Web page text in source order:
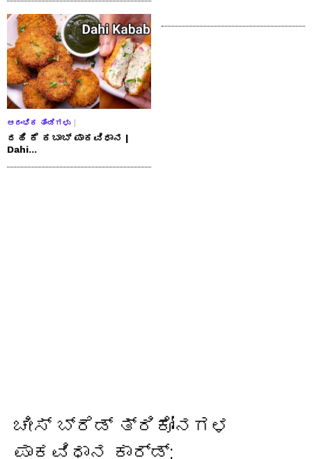
ಆರಂಭಿಕ ತಿಂಡಿಗಳು
ದಹಿ ಕೆ ಕಬಾಬ್ ಪಾಕವಿಧಾನ |
Dahi...
ಚೀಸ್ ಬ್ರೆಡ್ ತ್ರಿಕೋನಗಳ
ಪಾಕವಿಧಾನ ಕಾರ್ಡ್: